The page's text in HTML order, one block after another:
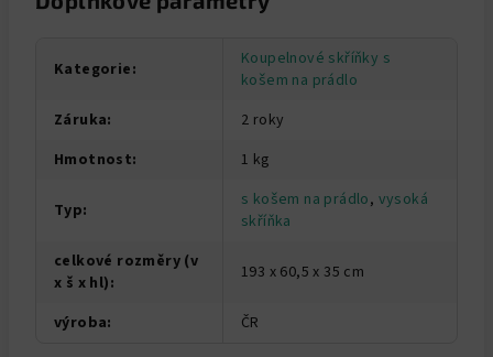
Kategorie:
Koupelnové skříňky s
košem na prádlo
Záruka:
2 roky
Hmotnost: 1 kg
Typ: s košem na prádlo, vysoká
skříňka
celkové rozměry (v
x š x hl): 193 x 60,5 x 35 cm
výroba: ČR